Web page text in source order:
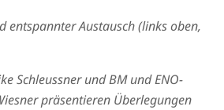
entspannter Austausch (links oben,
Schleussner und BM und ENO-
präsentieren Überlegungen